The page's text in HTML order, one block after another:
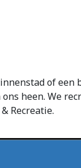
of
heen. We
Recreatie.